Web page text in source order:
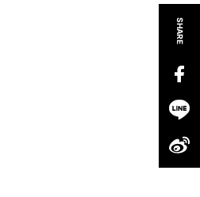
SHARE